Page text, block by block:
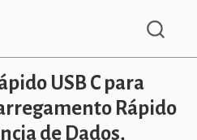
USB C para
Rápido
de Dados,